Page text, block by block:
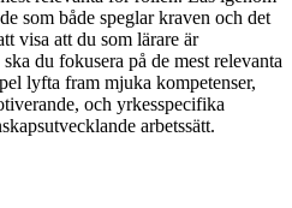
som både speglar kraven och det
visa att du som lärare är
du fokusera på de mest relevanta
lyfta fram mjuka kompetenser,
och yrkesspecifika
arbetssätt.